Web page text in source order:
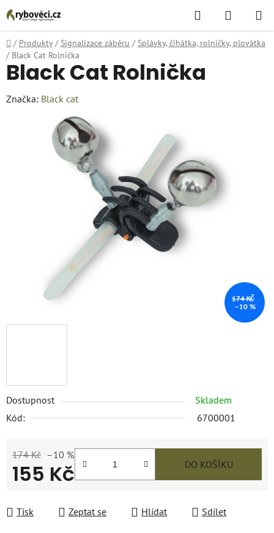
Přejít
na
obsah
Hledat
KOŠÍK
Domů
/ Produkty / Signalizace záběru / Splávky, čihátka, rolničky, plovátka
/ Black Cat Rolnička
Dostupnost
Skladem
Kód:
6700001
174 Kč –10 %
155 Kč DO KOŠÍKU
Tisk Zeptat se Hlídat Sdílet
Black Cat Rolnička
Značka: Black cat
174 KČ
–10 %